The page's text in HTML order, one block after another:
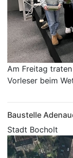
Am Freitag
Vorleser beim
Baustelle
Stadt Bocholt